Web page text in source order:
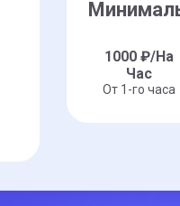
1000 ₽/На
Час
От 1-го часа